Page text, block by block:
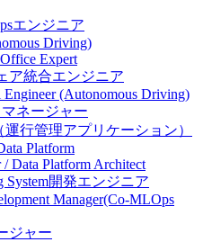
エンジニア
Driving)
Expert
ア統合エンジニア
Engineer (Autonomous Driving)
ネージャー
運行管理アプリケーション）
Platform
/ Data Platform Architect
System開発エンジニア
Manager(Co-MLOps
ジャー